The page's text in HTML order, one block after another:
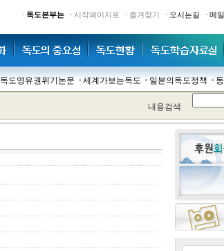
· 독도본부는 · 시작페이지로 · 즐겨찾기 · 오시는길 · 메
독도영유권위기논문 세계가보는독도 일본의독도정책
내용검색